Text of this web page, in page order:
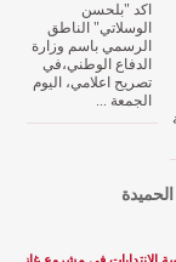
اكد "بلحسن
الوسلاتي" الناطق
الرسمي باسم وزارة
الدفاع الوطني،في
تصريح اعلامي، اليوم
الجمعة ...